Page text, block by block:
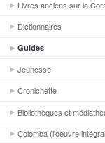
Livres anciens sur la
Dictionnaires
Guides
Jeunesse
Cronichette
Bibliothèques et
Colomba (l'oeuvre